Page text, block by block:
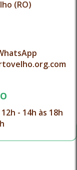
(RO)
- 14h às 18h